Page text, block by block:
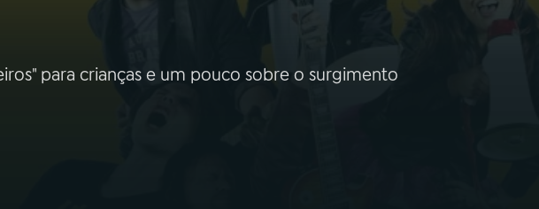
para crianças e um pouco sobre o surgimento